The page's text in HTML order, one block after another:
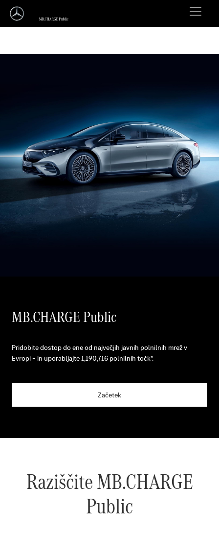
MB.CHARGE Public
Pridobite dostop do ene od največjih javnih polnilnih mrež v
Evropi – in uporabljajte1,190,716 polnilnih točk*.
Začetek
Raziščite MB.CHARGE
Public